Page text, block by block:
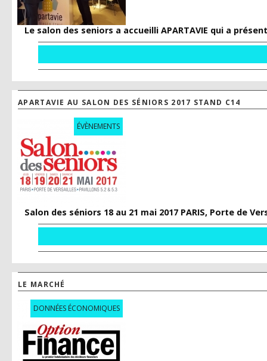
Le salon des seniors a accueilli APARTAVIE qui a
APARTAVIE AU SALON DES SÉNIORS 2017 STAND C14
ÉVÈNEMENTS
Salon des séniors 18 au 21 mai 2017 PARIS, Porte de
LE MARCHÉ
DONNÉES ÉCONOMIQUES